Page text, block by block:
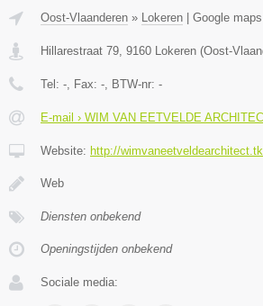
Oost-Vlaanderen » Lokeren Google maps
Hillarestraat 79, 9160 Lokeren (Oost-
Tel: -, Fax: -, BTW-nr: -
E-mail › WIM VAN EETVELDE
Website: http://wimvaneetveldearchitect.tk
Web
Diensten onbekend
Openingstijden onbekend
Sociale media: